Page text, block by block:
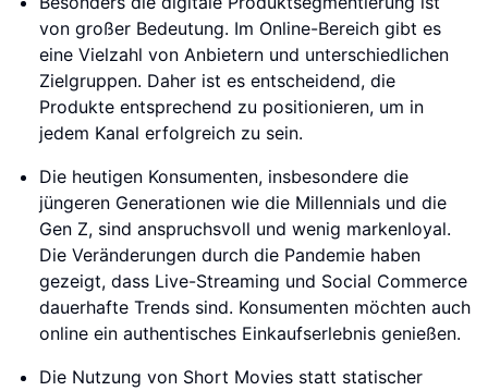
von großer Bedeutung. Im Online-Bereich gibt es
eine Vielzahl von Anbietern und unterschiedlichen
Zielgruppen. Daher ist es entscheidend, die
Produkte entsprechend zu positionieren, um in
jedem Kanal erfolgreich zu sein.
Die heutigen Konsumenten, insbesondere die
jüngeren Generationen wie die Millennials und die
Gen Z, sind anspruchsvoll und wenig markenloyal.
Die Veränderungen durch die Pandemie haben
gezeigt, dass Live-Streaming und Social Commerce
dauerhafte Trends sind. Konsumenten möchten auch
online ein authentisches Einkaufserlebnis genießen.
Die Nutzung von Short Movies statt statischer